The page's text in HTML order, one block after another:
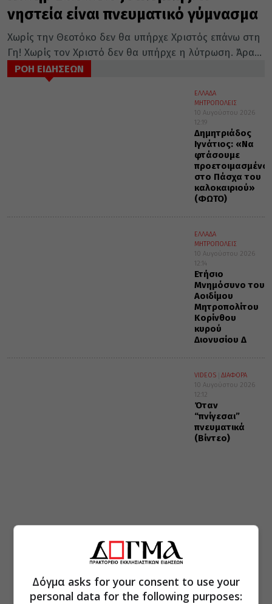
νηστεία είναι πνευματικό γύμνασμα
Χωρίς την Θεοτόκο δεν θα υπήρχε Χριστός επάνω στη
Γη! Χωρίς τον Χριστό δεν θα υπήρχε η λύτρωση. Άρα...
ΡΟΗ ΕΙΔΗΣΕΩΝ
ΕΛΛΑΔΑ
ΜΗΤΡΟΠΟΛΕΙΣ
10 Αυγούστου 2026
12:19
Δημητριάδος
Ιγνάτιος: «Να
φτάσουμε
προετοιμασμένοι
στο Πάσχα του
καλοκαιριού»
(ΦΩΤΟ)
ΕΛΛΑΔΑ
ΜΗΤΡΟΠΟΛΕΙΣ
10 Αυγούστου 2026
12:14
Ετήσιο
Μνημόσυνο του
Αοιδίμου
Μητροπολίτου
Κορίνθου
κυρού
Διονυσίου Δ΄
VIDEOS
ΔΙΑΦΟΡΑ
10 Αυγούστου 2026
12:12
Όταν
“πνίγεσαι”
πνευματικά
(Βίντεο)
Δόγμα asks for your consent to use your
personal data for the following purposes: